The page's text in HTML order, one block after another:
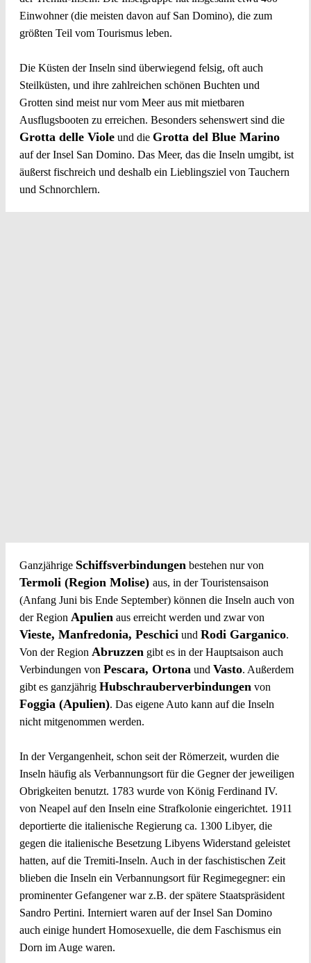
Einwohner (die meisten davon auf San Domino), die zum
größten Teil vom Tourismus leben.
Die Küsten der Inseln sind überwiegend felsig, oft auch
Steilküsten, und ihre zahlreichen schönen Buchten und
Grotten sind meist nur vom Meer aus mit mietbaren
Ausflugsbooten zu erreichen. Besonders sehenswert sind die
Grotta delle Viole und die Grotta del Blue Marino
auf der Insel San Domino. Das Meer, das die Inseln umgibt, ist
äußerst fischreich und deshalb ein Lieblingsziel von Tauchern
und Schnorchlern.
Ganzjährige Schiffsverbindungen bestehen nur von
Termoli (Region Molise) aus, in der Touristensaison
(Anfang Juni bis Ende September) können die Inseln auch von
der Region Apulien aus erreicht werden und zwar von
Vieste, Manfredonia, Peschici und Rodi Garganico.
Von der Region Abruzzen gibt es in der Hauptsaison auch
Verbindungen von Pescara, Ortona und Vasto. Außerdem
gibt es ganzjährig Hubschrauberverbindungen von
Foggia (Apulien). Das eigene Auto kann auf die Inseln
nicht mitgenommen werden.
In der Vergangenheit, schon seit der Römerzeit, wurden die
Inseln häufig als Verbannungsort für die Gegner der jeweiligen
Obrigkeiten benutzt. 1783 wurde von König Ferdinand IV.
von Neapel auf den Inseln eine Strafkolonie eingerichtet. 1911
deportierte die italienische Regierung ca. 1300 Libyer, die
gegen die italienische Besetzung Libyens Widerstand geleistet
hatten, auf die Tremiti-Inseln. Auch in der faschistischen Zeit
blieben die Inseln ein Verbannungsort für Regimegegner: ein
prominenter Gefangener war z.B. der spätere Staatspräsident
Sandro Pertini. Interniert waren auf der Insel San Domino
auch einige hundert Homosexuelle, die dem Faschismus ein
Dorn im Auge waren.